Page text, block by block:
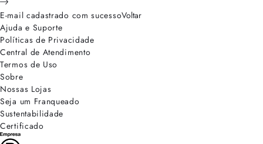
E-mail cadastrado com sucessoVoltar
Ajuda e Suporte
Políticas de Privacidade
Central de Atendimento
Termos de Uso
Sobre
Nossas Lojas
Seja um Franqueado
Sustentabilidade
Certificado